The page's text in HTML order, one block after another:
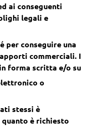
ai conseguenti
legali e
per conseguire una
commerciali. I
forma scritta e/o su
o
stessi è
è richiesto